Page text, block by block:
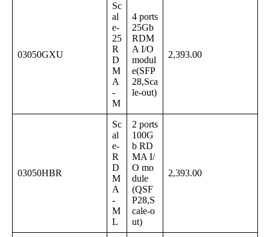
03050GXU
Sc
al
e-
25
R
D
M
A
-
M
4 ports
25Gb
RDM
A I/O
modul
e(SFP
28,Sca
le-out)
2,393.00
03050HBR
Sc
al
e-
R
D
M
A
-
M
L
2 ports
100G
b RD
MA I/
O mo
dule
(QSF
P28,S
cale-o
ut)
2,393.00